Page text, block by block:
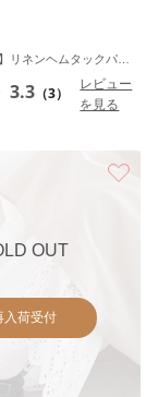
3.3 （3）
レビュー
を見る
OUT
入荷受付